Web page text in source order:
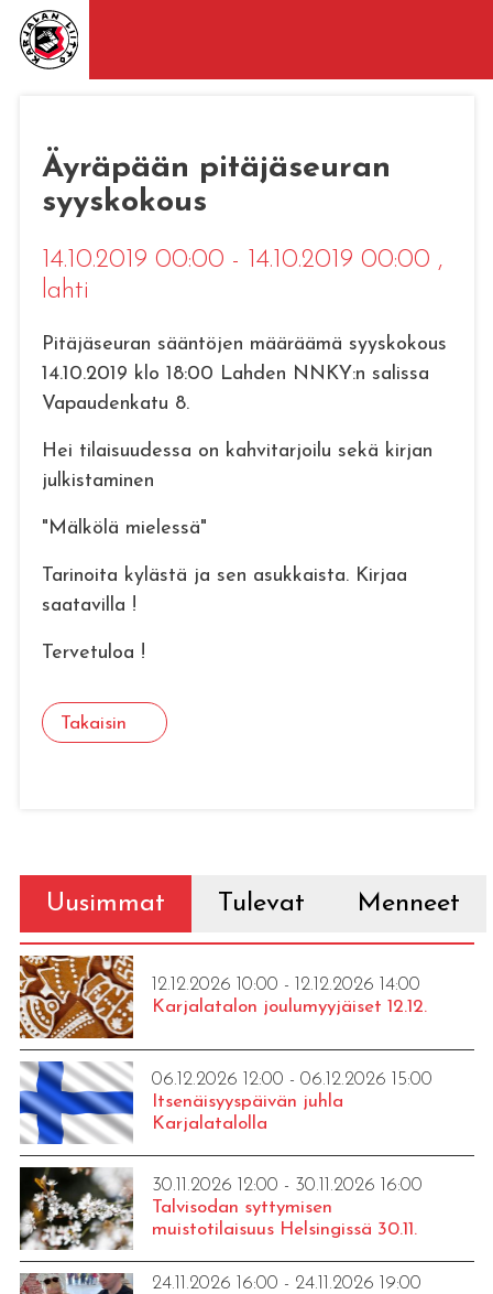
Äyräpään pitäjäseuran
syyskokous
14.10.2019 00:00 - 14.10.2019 00:00 ,
lahti
Pitäjäseuran sääntöjen määräämä syyskokous
14.10.2019 klo 18:00 Lahden NNKY:n salissa
Vapaudenkatu 8.
Hei tilaisuudessa on kahvitarjoilu sekä kirjan
julkistaminen
"Mälkölä mielessä"
Tarinoita kylästä ja sen asukkaista. Kirjaa
saatavilla !
Tervetuloa !
Takaisin
Uusimmat Tulevat Menneet
12.12.2026 10:00 - 12.12.2026 14:00
Karjalatalon joulumyyjäiset 12.12.
06.12.2026 12:00 - 06.12.2026 15:00
Itsenäisyyspäivän juhla
Karjalatalolla
30.11.2026 12:00 - 30.11.2026 16:00
Talvisodan syttymisen
muistotilaisuus Helsingissä 30.11.
24.11.2026 16:00 - 24.11.2026 19:00